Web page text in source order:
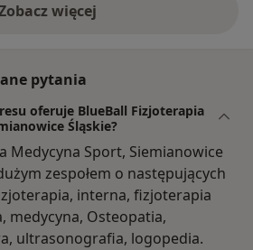
więcej
pytania
oferuje BlueBall Fizjoterapia
Śląskie?
Medycyna Sport, Siemianowice
zespołem o następujących
interna, fizjoterapia
medycyna, Osteopatia,
ultrasonografia, logopedia.